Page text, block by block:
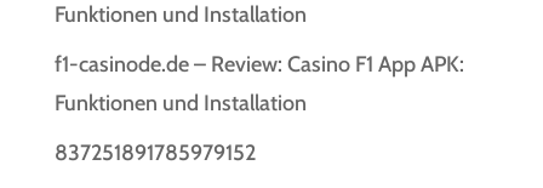
Funktionen und Installation
f1-casinode.de – Review: Casino F1 App APK:
Funktionen und Installation
837251891785979152